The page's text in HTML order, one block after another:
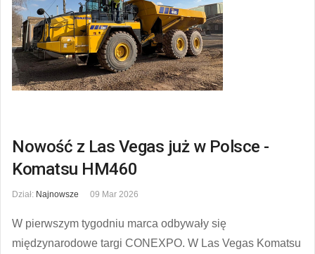
Nowość z Las Vegas już w Polsce -
Komatsu HM460
Dział: Najnowsze 09 Mar 2026
W pierwszym tygodniu marca odbywały się
międzynarodowe targi CONEXPO. W Las Vegas Komatsu